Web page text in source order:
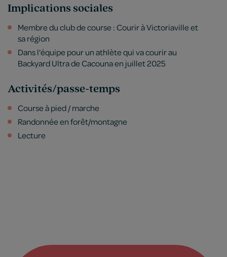
Implications sociales
Membre du club de course : Courir à Victoriaville et
sa région
Dans l'équipe pour un athlète qui va courir au
Backyard Ultra de Cacouna en juillet 2025
Activités/passe-temps
Course à pied / marche
Randonnée en forêt/montagne
Lecture